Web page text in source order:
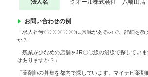
法人名 クオール株式会社 八幡山店
お問い合わせの例
「求人番号〇〇〇〇〇〇に興味があるので、詳細を
か？」
「残業が少なめの店舗をJR〇〇線の沿線で探してい
はありますか？」
「薬剤師の募集を都内で探しています。マイナビ薬